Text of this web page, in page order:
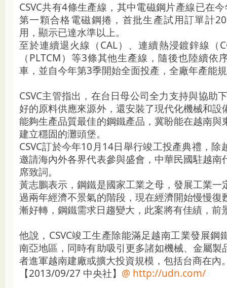
CSVC共有4條生產線，其中電磁鋼片產線已在
第一顆合格電磁鋼捲，首批生產試用訂單計
用，顯示已達水準以上。
至於連續退火線（CAL）、連續熱浸鍍鋅線（
（PLTCM）等3條其他生產線，隨後也陸續依
車，並自今年第3季開始全面投產，全廠年產能
CSVC主管指出，在台日母公司全力支持與協助
好的原料供應來源外，還安裝了現代化機械和設
能夠生產品質最佳的鋼鐵產品，冀盼能在越南與
建立穩固的灘頭堡。
CSVC訂於今年10月14日舉行竣工投產典禮，除
邀請海內外各界代表參與盛會，中華民國駐越南
席致詞。
黃志鵬表示，鋼鐵是國家工業之母，發展工業一
過兩年經濟不景氣的階段，現在經濟開始慢慢復
漸好轉，鋼鐵需求日趨變大，此案將有佳績，前
他說，CSVC竣工生產除能滿足越南工業發展鋼
南亞地區，同時有助吸引更多諸如機械、金屬製
者進軍越南建廠或擴大投資規模，包括台商在內
【2013/09/27 中央社】 @ http://udn.com/